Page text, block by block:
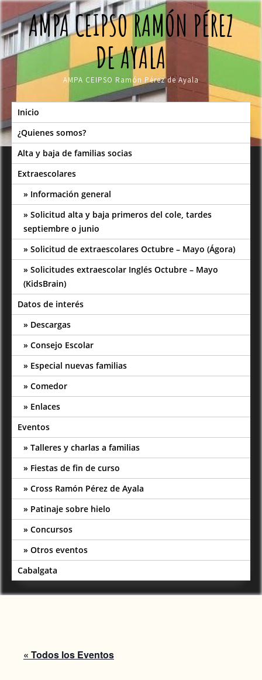
Skip
to
contentAMPA CEIPSO RAMÓN PÉREZ
DE AYALA
AMPA CEIPSO Ramón Pérez de Ayala
Inicio
¿Quienes somos?
Alta y baja de familias socias
Extraescolares
Información general
Solicitud alta y baja primeros del cole, tardes
septiembre o junio
Solicitud de extraescolares Octubre – Mayo (Ágora)
Solicitudes extraescolar Inglés Octubre – Mayo
(KidsBrain)
Datos de interés
Descargas
Consejo Escolar
Especial nuevas familias
Comedor
Enlaces
Eventos
Talleres y charlas a familias
Fiestas de fin de curso
Cross Ramón Pérez de Ayala
Patinaje sobre hielo
Concursos
Otros eventos
Cabalgata
« Todos los Eventos